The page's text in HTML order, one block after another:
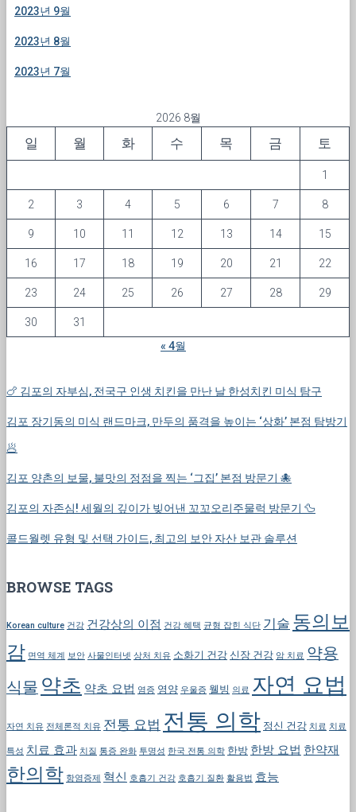
2023년 9월
2023년 8월
2023년 7월
2026 8월
일 월 화 수 목 금 토
1
2 3 4 5 6 7 8
9 10 11 12 13 14 15
16 17 18 19 20 21 22
23 24 25 26 27 28 29
30
31
« 4월
🍗 김포의 자부심, 전국구 인생 치킨을 만난 날 한성치킨 미식 탐구
김포 장기동의 미식 랜드마크, 만두의 품격을 높이는 ‘상화’ 본점 탐방기
🥟
김포 양촌의 보물, 불맛의 정점을 찍는 ‘그집’ 본점 방문기 🐙
김포의 자존심! 세월의 깊이가 빚어낸 꼬꼬오리주물럭 방문기 🦆
콜드월렛 유형 및 선택 가이드, 최고의 보안 자산 보관 솔루션
BROWSE TAGS
Korean culture 건강 건강상의 이점 건강 혜택 균형 잡힌 식단 기술 동의보
감 면역 체계 보안 사물인터넷 상처 치유 소화기 건강 신장 건강 암 치료 약용
식물 약초 약초 요법 염증 영양 우울증 웰빙 의료 자연 요법
자연 치유 전체론적 치유 전통 요법 전통 의학 정신 건강 치료 치료
특성 치료 효과 치질 통증 완화 투명성 한국 전통 의학 한방 한방 요법 한약재
한의학 항염증제 혁신 호흡기 건강 호흡기 질환 활용법 효능